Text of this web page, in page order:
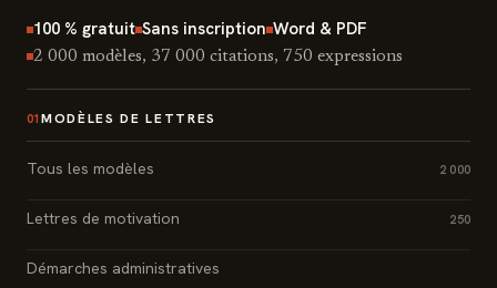
100 % gratuit Sans inscription Word & PDF
2 000 modèles, 37 000 citations, 750 expressions
01 MODÈLES DE LETTRES
Tous les modèles 2 000
Lettres de motivation 250
Démarches administratives